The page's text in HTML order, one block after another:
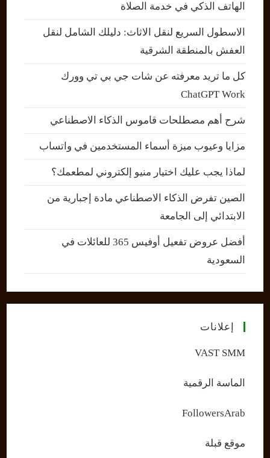
الهاتف الذكي في خدمة الصلاة
الاسطول السريع لنقل الاثاث: دليلك الشامل لنقل
العفش بالمنطقة الشرقية
كل ما تريد معرفته عن شات جي بي تي وورك
ChatGPT Work
شرح أهم مصطلحات قاموس الذكاء الاصطناعي
مزايا وعيوب ميزة أسماء المستخدمين في واتساب
لماذا يجب عليك اختيار منيو إلكتروني لمطعمك؟
الصين تفرض الذكاء الاصطناعي مادة إجبارية من
الابتدائي إلى الجامعة
أفضل عروض تفعيل أوفيس 365 للعائلات في
السعودية
إعلانات
VAST SMM
الماسة الرقمية
FollowersArab
موقع قبلة